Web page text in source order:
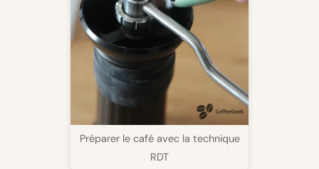
Préparer le café avec la technique
RDT